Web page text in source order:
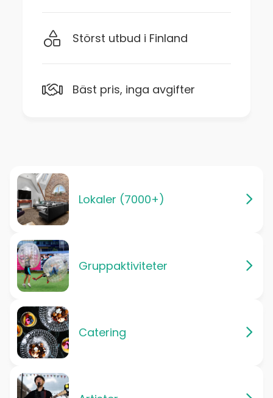
Störst utbud i Finland
Bäst pris, inga avgifter
Lokaler (7000+)
Gruppaktiviteter
Catering